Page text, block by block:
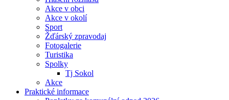
Akce v obci
Akce v okolí
Sport
Žďárský zpravodaj
Fotogalerie
Turistika
Spolky
Tj Sokol
Akce
Praktické informace